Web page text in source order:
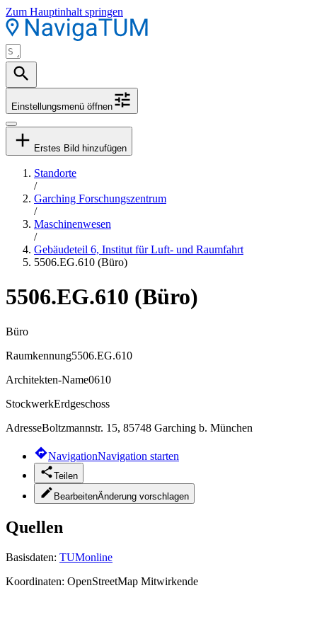
Zum Hauptinhalt springen
Einstellungsmenü öffnen
Erstes Bild hinzufügen
Standorte
/
Garching Forschungszentrum
/
Maschinenwesen
/
Gebäudeteil 6, Institut für Luft- und Raumfahrt
5506.EG.610 (Büro)
5506.EG.610 (Büro)
Büro
Raumkennung5506.EG.610
Architekten-Name0610
StockwerkErdgeschoss
AdresseBoltzmannstr. 15, 85748 Garching b. München
NavigationNavigation starten
Teilen
BearbeitenÄnderung vorschlagen
Quellen
Basisdaten: TUMonline
Koordinaten: OpenStreetMap Mitwirkende